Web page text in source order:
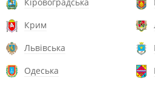
Крим
Львівська
Одеська